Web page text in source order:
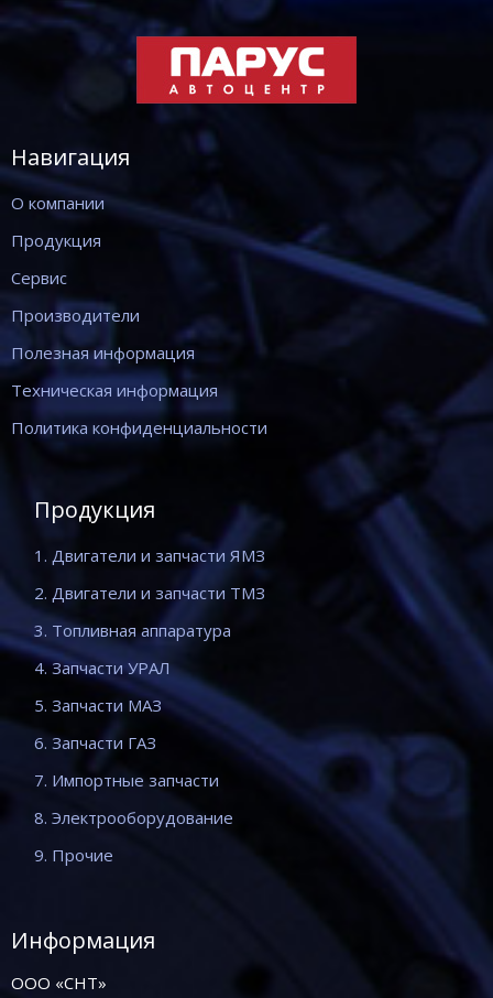
Навигация
О компании
Продукция
Сервис
Производители
Полезная информация
Техническая информация
Политика конфиденциальности
Продукция
1. Двигатели и запчасти ЯМЗ
2. Двигатели и запчасти ТМЗ
3. Топливная аппаратура
4. Запчасти УРАЛ
5. Запчасти МАЗ
6. Запчасти ГАЗ
7. Импортные запчасти
8. Электрооборудование
9. Прочие
Информация
ООО «СНТ»